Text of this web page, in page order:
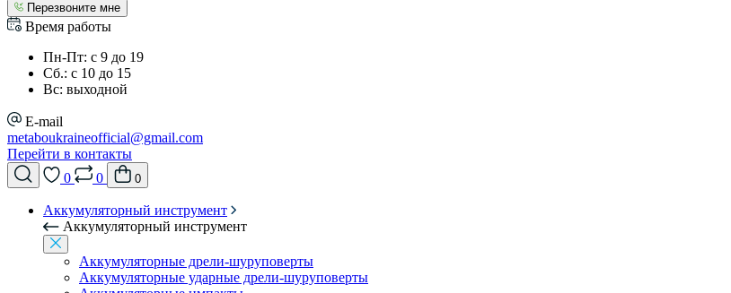
Перезвоните мне
Время работы
Пн-Пт: с 9 до 19
Сб.: с 10 до 15
Вс: выходной
E-mail
metaboukraineofficial@gmail.com
Перейти в контакты
0
0 0
Аккумуляторный инструмент
Аккумуляторный инструмент
Аккумуляторные дрели-шуруповерты
Аккумуляторные ударные дрели-шуруповерты